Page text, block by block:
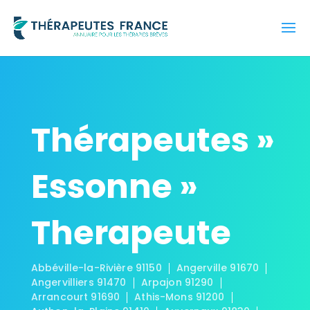
Thérapeutes »
Essonne »
Therapeute
Abbéville-la-Rivière 91150
Angerville 91670
Angervilliers 91470
Arpajon 91290
Arrancourt 91690
Athis-Mons 91200